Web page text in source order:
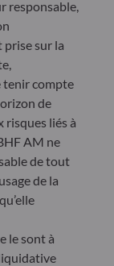
la
(« BaFin »)
local de
responsable,
sur la
tenir compte
de
risques liés à
AM ne
de tout
de la
le sont à